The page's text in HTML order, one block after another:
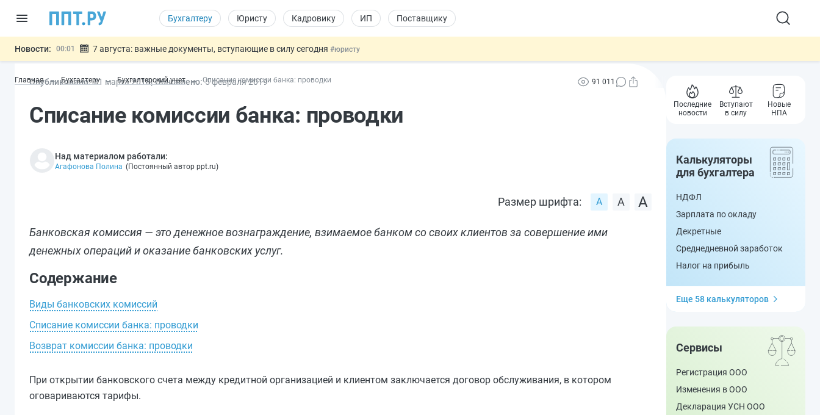
Бухгалтеру Юристу Кадровику ИП Поставщику
Новости: 00:01 7 августа: важные документы, вступающие в силу сегодня #юристу
06.08 Подписан указ об отмене спецрежима для вкладов физлиц из недружественных стран
06.08
Важно Обеспечительный платёж СПОТ могут заменить банковской гарантией
Главная Бухгалтеру Бухгалтерский учет Списание комиссии банка: проводки
Опубликовано: 21 марта2018 Обновлено: 5 февраля2019 91 011
Списание комиссии банка: проводки
Над материалом работали:
Агафонова Полина (Постоянный автор ppt.ru)
Размер шрифта:
Банковская комиссия — это денежное вознаграждение, взимаемое банком со своих клиентов за совершение ими
денежных операций и оказание банковских услуг.
Содержание
Виды банковских комиссий
Списание комиссии банка: проводки
Возврат комиссии банка: проводки
При открытии банковского счета между кредитной организацией и клиентом заключается договор обслуживания, в котором
оговариваются тарифы.
Последние
новости
Вступают
в силу
Новые
НПА
Калькуляторы
для бухгалтера
НДФЛ
Зарплата по окладу
Декретные
Среднедневной заработок
Налог на прибыль
Еще 58 калькуляторов
Сервисы
Регистрация ООО
Изменения в ООО
Декларация УСН ООО